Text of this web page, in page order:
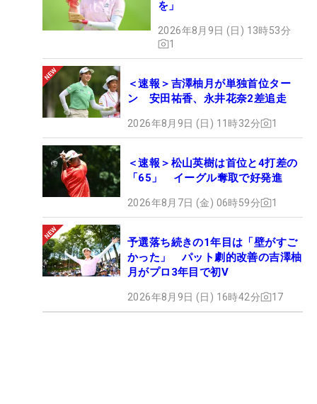
を」
2026年8月9日 (日) 13時53分
1
＜速報＞吉澤柚月が単独首位ター
ン 安田祐香、永井花奈2差追走
2026年8月9日 (日) 11時32分 1
＜速報＞松山英樹は首位と4打差の
「65」 イーグル奪取で好発進
2026年8月7日 (金) 06時59分 1
予選落ち続きの1年目は「壁がすご
かった」 パット劇的改善の吉澤柚
月がプロ3年目で初V
2026年8月9日 (日) 16時42分 17